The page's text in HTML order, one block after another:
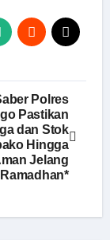
Polres
Pastikan
dan Stok
Hingga
Jelang
Ramadhan*